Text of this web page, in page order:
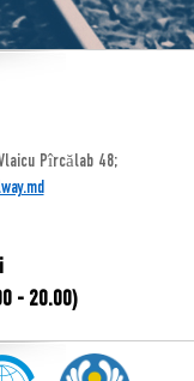
Pîrcălab 48;
- 20.00)